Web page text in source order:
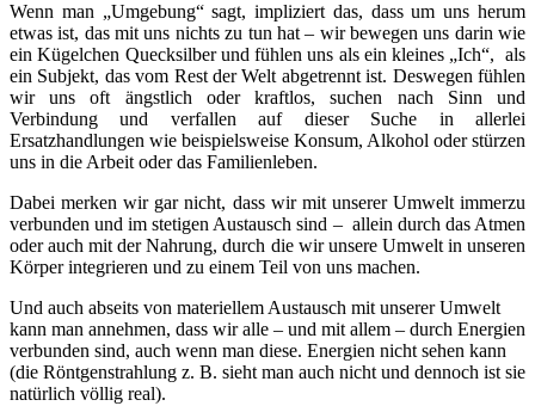
Wenn man „Umgebung“ sagt, impliziert das, dass um uns herum
etwas ist, das mit uns nichts zu tun hat – wir bewegen uns darin wie
ein Kügelchen Quecksilber und fühlen uns als ein kleines „Ich“, als
ein Subjekt, das vom Rest der Welt abgetrennt ist. Deswegen fühlen
wir uns oft ängstlich oder kraftlos, suchen nach Sinn und
Verbindung und verfallen auf dieser Suche in allerlei
Ersatzhandlungen wie beispielsweise Konsum, Alkohol oder stürzen
uns in die Arbeit oder das Familienleben.
Dabei merken wir gar nicht, dass wir mit unserer Umwelt immerzu
verbunden und im stetigen Austausch sind – allein durch das Atmen
oder auch mit der Nahrung, durch die wir unsere Umwelt in unseren
Körper integrieren und zu einem Teil von uns machen.
Und auch abseits von materiellem Austausch mit unserer Umwelt
kann man annehmen, dass wir alle – und mit allem – durch Energien
verbunden sind, auch wenn man diese. Energien nicht sehen kann
(die Röntgenstrahlung z. B. sieht man auch nicht und dennoch ist sie
natürlich völlig real).